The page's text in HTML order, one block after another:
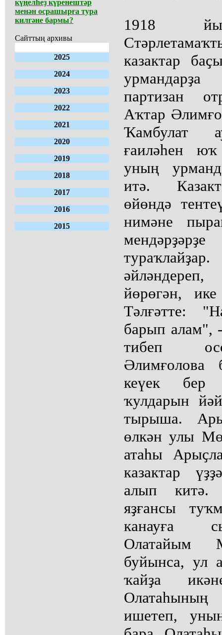
күңелһеҙ күренештәр
менән осрашырға тура
килгәне бармы?
Сайттың архивы
2025
2024
2023
2022
2021
2020
2019
2018
2017
2016
2015
1918
казактар
партизан
Аҡтар
Ҡамбулат
ғаиләһен
уның
итә.
өйөндә
нимәне
йөрөгән,
Тәлғәтте:
барып алам",
тибеп
Әлимғолова
кеүек бер
ҡулдарын
тырыша.
өлкән улы
атаһы
казактар
алып китә.
яҙғансы
канауға
Олатайым
буйынса, ул
ҡайҙа
ишетеп,